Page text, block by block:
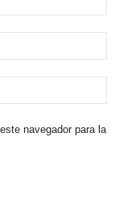
navegador para la